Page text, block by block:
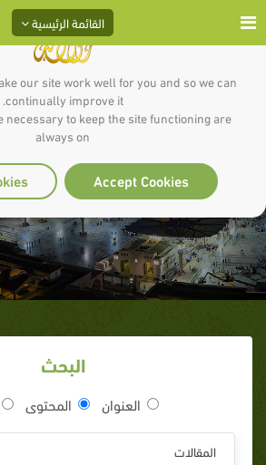
our site work well for you and so we can
continually improve it.
necessary to keep the site functioning are
always on
Accept Cookies
القائمة الرئيسية
لا تغضب
البحث
العنوان المحتوى
المقالات